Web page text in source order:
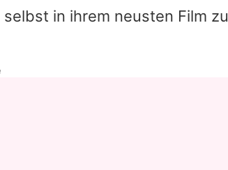
in ihrem neusten Film zu